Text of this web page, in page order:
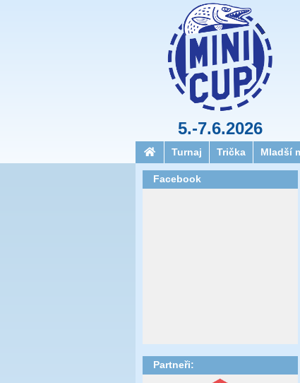
5.-7.6.2026
Turnaj Trička Mladší
Facebook
Partneři: